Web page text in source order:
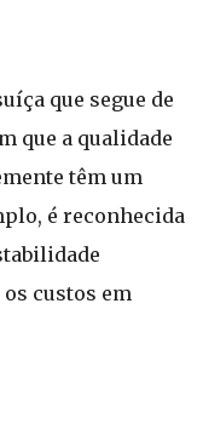
que segue de
que a qualidade
têm um
é reconhecida
custos em